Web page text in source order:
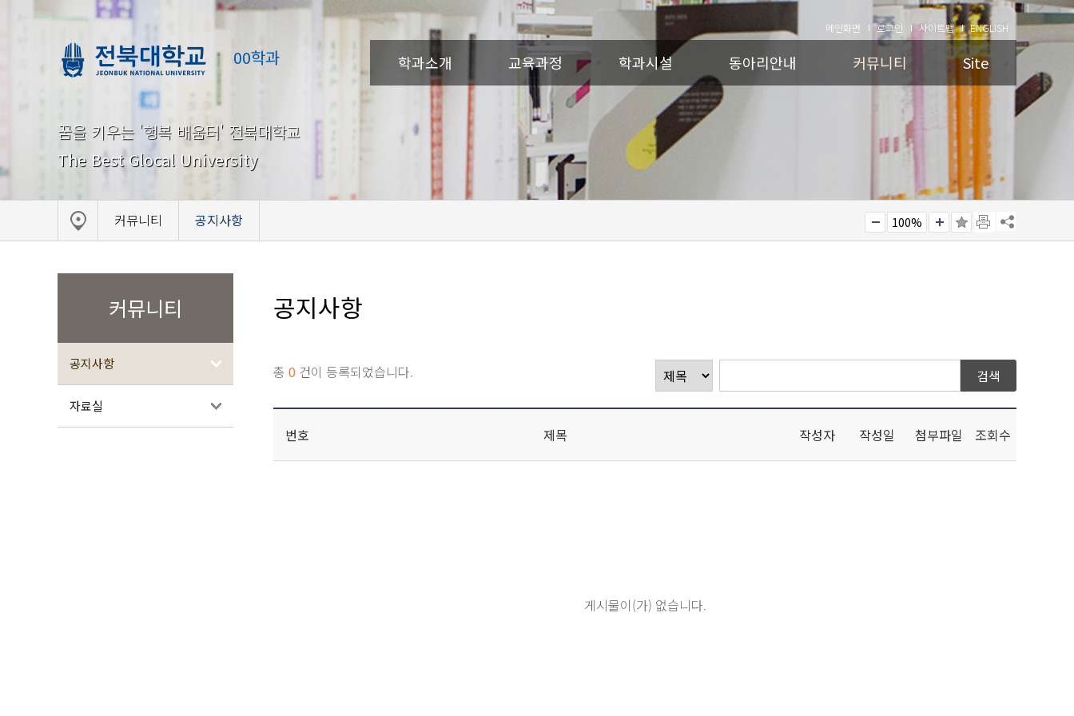
00학과
메인화면 로그인 사이트맵 ENGLISH
학과소개 교육과정 학과시설 동아리안내 커뮤니티 Site
꿈을 키우는 '행복 배움터' 전북대학교
The Best Glocal University
커뮤니티 공지사항 100%
커뮤니티
공지사항
자료실
공지사항
총 0 건이 등록되었습니다.
번호 제목 작성자 작성일 첨부파일 조회수
게시물이(가) 없습니다.